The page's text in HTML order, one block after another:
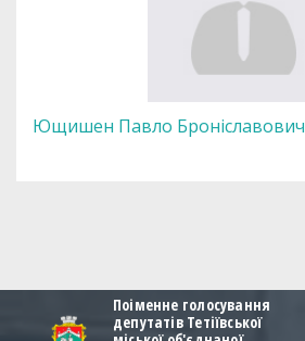
Ющишен Павло Броніславович
Поіменне голосування
депутатів Тетіївської